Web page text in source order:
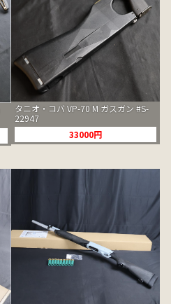
タニオ・コバ VP-70 M ガスガン #S-
22947
33000円